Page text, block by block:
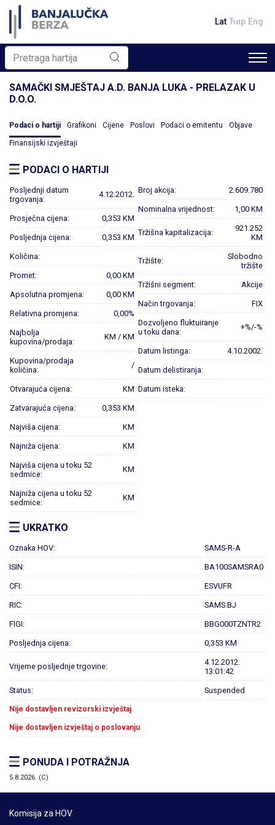
Lat Ћир Eng
SAMAČKI SMJEŠTAJ A.D. BANJA LUKA - PRELAZAK U
D.O.O.
Podaci o hartiji Grafikoni Cijene Poslovi Podaci o emitentu Objave
Finansijski izvještaji
PODACI O HARTIJI
Posljednji datum
trgovanja:
4.12.2012.
Prosječna cijena: 0,353 KM
Posljednja cijena: 0,353 KM
Količina:
Promet: 0,00 KM
Apsolutna promjena: 0,00 KM
Relativna promjena: 0,00%
Najbolja
kupovina/prodaja:
KM / KM
Kupovina/prodaja
količina:
/
Otvarajuća cijena: KM
Zatvarajuća cijena: 0,353 KM
Najviša cijena: KM
Najniža cijena: KM
Najviša cijena u toku 52
sedmice:
KM
Najniža cijena u toku 52
sedmice:
KM
Broj akcija: 2.609.780
Nominalna vrijednost: 1,00 KM
Tržišna kapitalizacija:
921.252
KM
Tržište:
Slobodno
tržište
Tržišni segment: Akcije
Način trgovanja: FIX
Dozvoljeno fluktuiranje
u toku dana:
+%/-%
Datum listinga: 4.10.2002.
Datum delistiranja:
Datum isteka:
UKRATKO
Oznaka HOV: SAMS-R-A
ISIN: BA100SAMSRA0
CFI: ESVUFR
RIC: SAMS.BJ
FIGI: BBG000TZNTR2
Posljednja cijena: 0,353 KM
Vrijeme posljednje trgovine:
4.12.2012.
13:01:42
Status: Suspended
Nije dostavljen revizorski izvještaj
Nije dostavljen izvještaj o poslovanju
PONUDA I POTRAŽNJA
5.8.2026. (C)
Komisija za HOV